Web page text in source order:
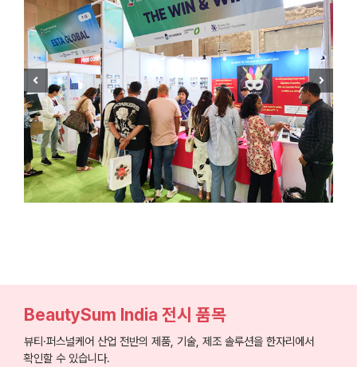
BeautySum India 전시 품목
뷰티·퍼스널케어 산업 전반의 제품, 기술, 제조 솔루션을 한자리에서
확인할 수 있습니다.